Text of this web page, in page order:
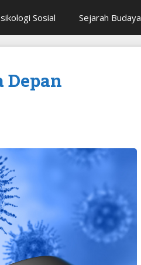
Sosial Sejarah Budaya
Depan